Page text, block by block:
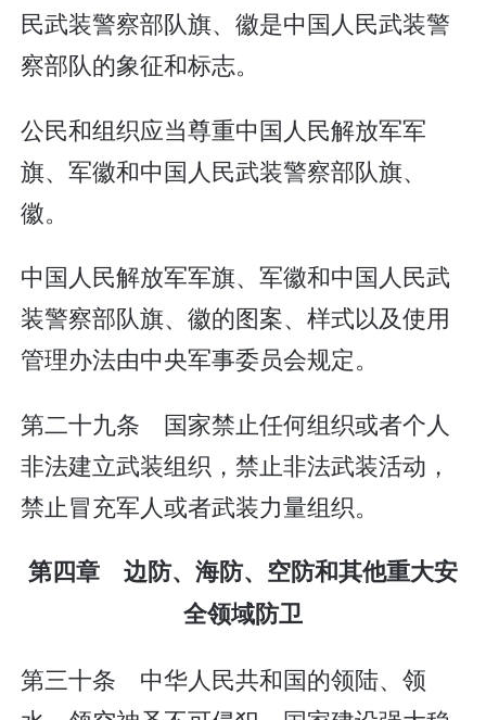
民武装警察部队旗、徽是中国人民武装警
察部队的象征和标志。
公民和组织应当尊重中国人民解放军军
旗、军徽和中国人民武装警察部队旗、
徽。
中国人民解放军军旗、军徽和中国人民武
装警察部队旗、徽的图案、样式以及使用
管理办法由中央军事委员会规定。
第二十九条 国家禁止任何组织或者个人
非法建立武装组织，禁止非法武装活动，
禁止冒充军人或者武装力量组织。
第四章 边防、海防、空防和其他重大安
全领域防卫
第三十条 中华人民共和国的领陆、领